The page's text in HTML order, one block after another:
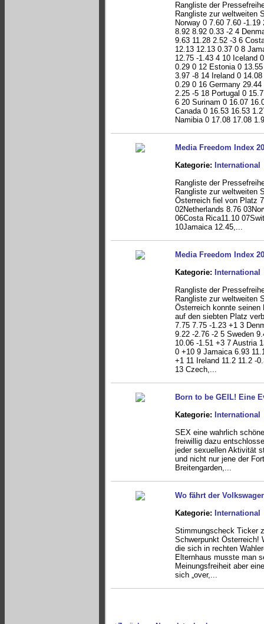
Rangliste der
Rangliste zur weltweiten
Norway 0 7.60 7.60 -
8.92 8.92 0.33 -2 4
9.63 11.28 2.52 -3 6
12.13 12.13 0.37 0 8
12.75 -1.43 4 10 Iceland
0.29 0 12 Estonia 0
3.97 -8 14 Ireland 0
0.29 0 16 Germany
2.25 -5 18 Portugal 0
6 20 Surinam 0 16.07
Canada 0 16.53 16.53
Namibia 0 17.08 17.08
Media Freedom Index
Kategorie: International
Rangliste der
Rangliste zur weltweiten
Österreich fiel von Platz
02Netherlands 8.76
06Costa Rica11.10
10Jamaica 12.45,...
Media Freedom Index
Kategorie: International
Rangliste der
Rangliste zur weltweiten
Österreich konnte seinen
auf den siebten Platz
7.75 7.75 -1.23 +1 3
9.22 -2.76 -2 5 Sweden
10.06 -1.51 +3 7 Austria
0 +10 9 Jamaica 6.93
+1 11 Ireland 11.2 11.2 -
13 Czech,...
Born to be GEIL! Eine
Kategorie: International
SEX eine wahrlich
freiwillig dazu
jeder sexuellen Aktivität
und nicht nur jene der
Breitengarden,...
Wo fährt der
Kategorie: International
Stimmungscheck Ticker
Schwerpunkt Österreich!
die sich in rechten
Elternhaus musste man
Meinungsfreiheit aber
sich „over,...